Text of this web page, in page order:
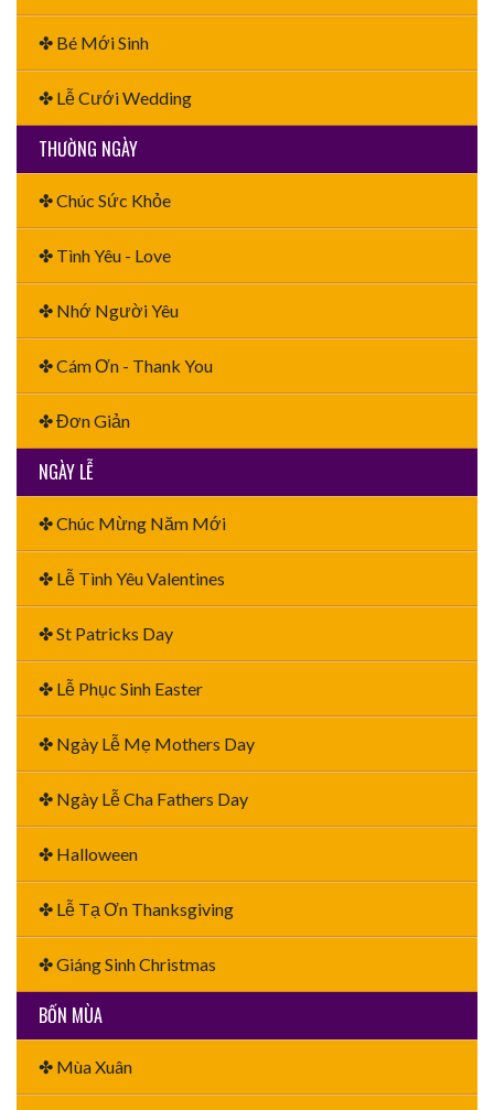
✤ Bé Mới Sinh
✤ Lễ Cưới Wedding
THƯỜNG NGÀY
✤ Chúc Sức Khỏe
✤ Tình Yêu - Love
✤ Nhớ Người Yêu
✤ Cám Ơn - Thank You
✤ Đơn Giản
NGÀY LỄ
✤ Chúc Mừng Năm Mới
✤ Lễ Tình Yêu Valentines
✤ St Patricks Day
✤ Lễ Phục Sinh Easter
✤ Ngày Lễ Mẹ Mothers Day
✤ Ngày Lễ Cha Fathers Day
✤ Halloween
✤ Lễ Tạ Ơn Thanksgiving
✤ Giáng Sinh Christmas
BỐN MÙA
✤ Mùa Xuân